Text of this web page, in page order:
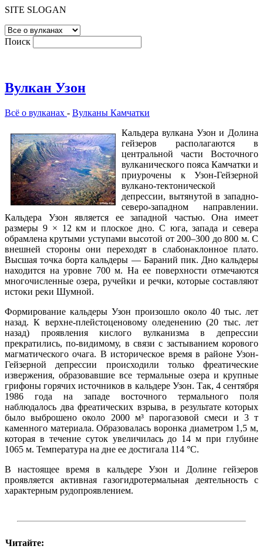
SITE SLOGAN
Поиск
Вулкан Узон
Всё о вулканах - Вулканы Камчатки
Кальдера вулкана Узон и Долина
гейзеров располагаются в
центральной части Восточного
вулканического пояса Камчатки и
приурочены к Узон-Гейзерной
вулкано-тектонической
депрессии, вытянутой в западно-
северо-западном направлении.
Кальдера Узон является ее западной частью. Она имеет
размеры 9 × 12 км и плоское дно. С юга, запада и севера
обрамлена крутыми уступами высотой от 200–300 до 800 м. С
внешней стороны они переходят в слабонаклонное плато.
Высшая точка борта кальдеры — Бараний пик. Дно кальдеры
находится на уровне 700 м. На ее поверхности отмечаются
многочисленные озера, ручейки и речки, которые составляют
истоки реки Шумной.
Формирование кальдеры Узон произошло около 40 тыс. лет
назад. К верхне-плейстоценовому оледенению (20 тыс. лет
назад) проявления кислого вулканизма в депрессии
прекратились, по-видимому, в связи с застыванием корового
магматического очага. В историческое время в районе Узон-
Гейзерной депрессии происходили только фреатические
извержения, образовавшие все термальные озера и крупные
грифоны горячих источников в кальдере Узон. Так, 4 сентября
1986 года на западе восточного термального поля
наблюдалось два фреатических взрыва, в результате которых
было выброшено около 2000 м³ парогазовой смеси и 3 т
каменного материала. Образовалась воронка диаметром 1,5 м,
которая в течение суток увеличилась до 14 м при глубине
1065 м. Температура на дне ее достигала 114 °С.
В настоящее время в кальдере Узон и Долине гейзеров
проявляется активная газогидротермальная деятельность с
характерным рудопроявлением.
Читайте: